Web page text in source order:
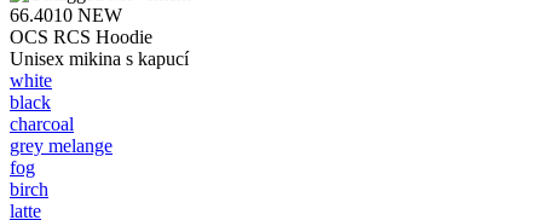
66.4010 NEW
OCS RCS Hoodie
Unisex mikina s kapucí
white
black
charcoal
grey melange
fog
birch
latte